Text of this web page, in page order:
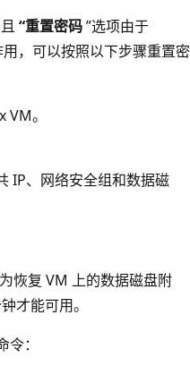
“重置密码”选项由于
，可以按照以下步骤重置密
。
IP、网络安全组和数据磁
恢复 VM 上的数据磁盘附
才能可用。
：